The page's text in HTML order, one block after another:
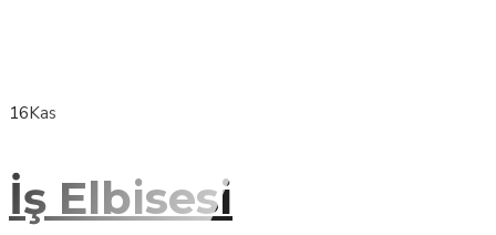
16Kas
İş Elbisesi